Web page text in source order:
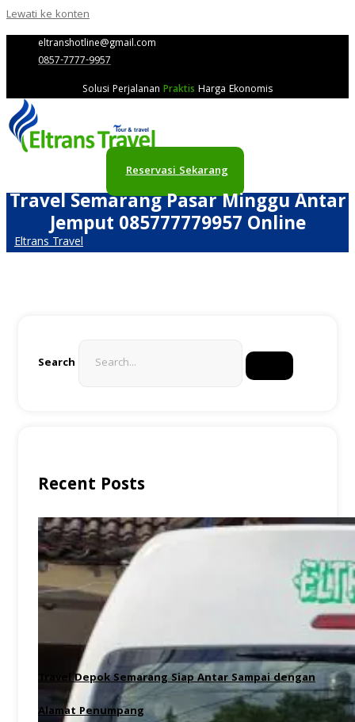
Lewati ke konten
eltranshotline@gmail.com
0857-7777-9957
Solusi Perjalanan Praktis Harga Ekonomis
Reservasi Sekarang
Travel Semarang Pasar Minggu Antar
Jemput 085777779957 Online
Eltrans Travel
Search
Recent Posts
Travel Depok Semarang Siap Antar Sampai dengan
Alamat Penumpang